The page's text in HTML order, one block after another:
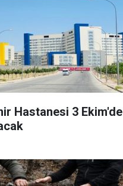
Hastanesi 3 Ekim'de